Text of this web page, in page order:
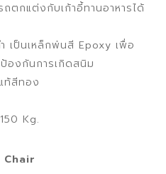
ตกแต่งกับเก้าอี้ทานอาหารได้
เป็นเหล็กพ่นสี Epoxy เพื่อ
องกันการเกิดสนิม
ท้สีทอง
Kg.
Chair